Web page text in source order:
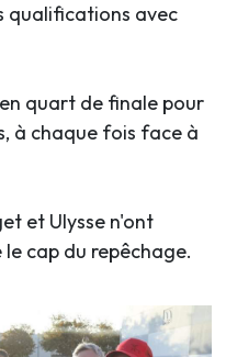
qualifications avec
quart de finale pour
à chaque fois face à
et Ulysse n'ont
cap du repêchage.